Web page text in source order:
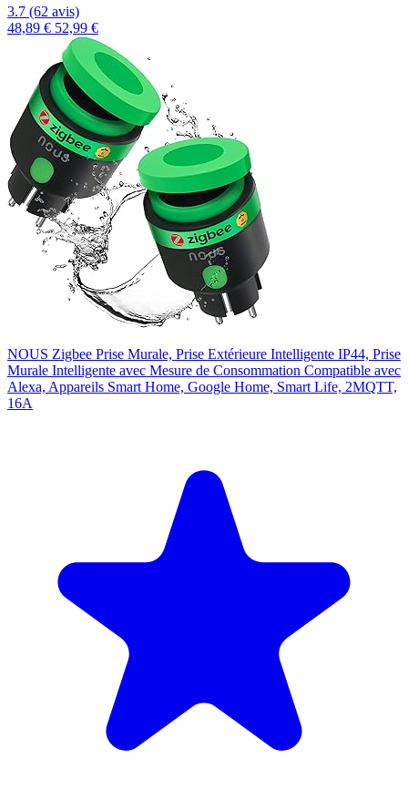
3.7 (62 avis)
48,89 € 52,99 €
NOUS Zigbee Prise Murale, Prise Extérieure Intelligente IP44, Prise
Murale Intelligente avec Mesure de Consommation Compatible avec
Alexa, Appareils Smart Home, Google Home, Smart Life, 2MQTT,
16A